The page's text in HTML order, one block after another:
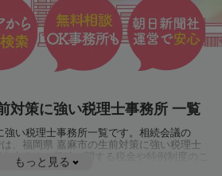
対策に強い税理士事務所 一覧
い税理士事務所一覧です。相続会議の
は、福岡県 嘉麻市の生前対策に強い税理士
来ます。相続に関する税金や特例制度のこ
してみましょう。
もっと見る